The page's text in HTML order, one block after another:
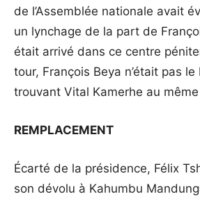
de l’Assemblée nationale avait
un lynchage de la part de
était arrivé dans ce centre
tour, François Beya n’était pas
trouvant Vital Kamerhe au
REMPLACEMENT
Écarté de la présidence, Félix
son dévolu à Kahumbu